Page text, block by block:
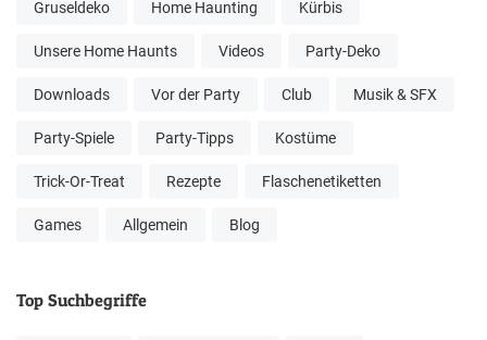
Gruseldeko Home Haunting Kürbis
Unsere Home Haunts Videos Party-Deko
Downloads Vor der Party Club Musik & SFX
Party-Spiele Party-Tipps Kostüme
Trick-Or-Treat Rezepte Flaschenetiketten
Games Allgemein Blog
Top Suchbegriffe